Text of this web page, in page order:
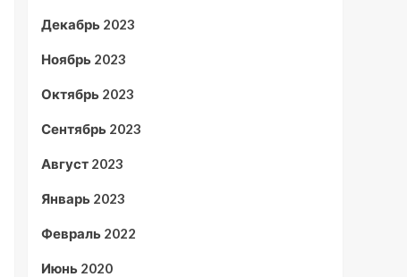
Декабрь 2023
Ноябрь 2023
Октябрь 2023
Сентябрь 2023
Август 2023
Январь 2023
Февраль 2022
Июнь 2020